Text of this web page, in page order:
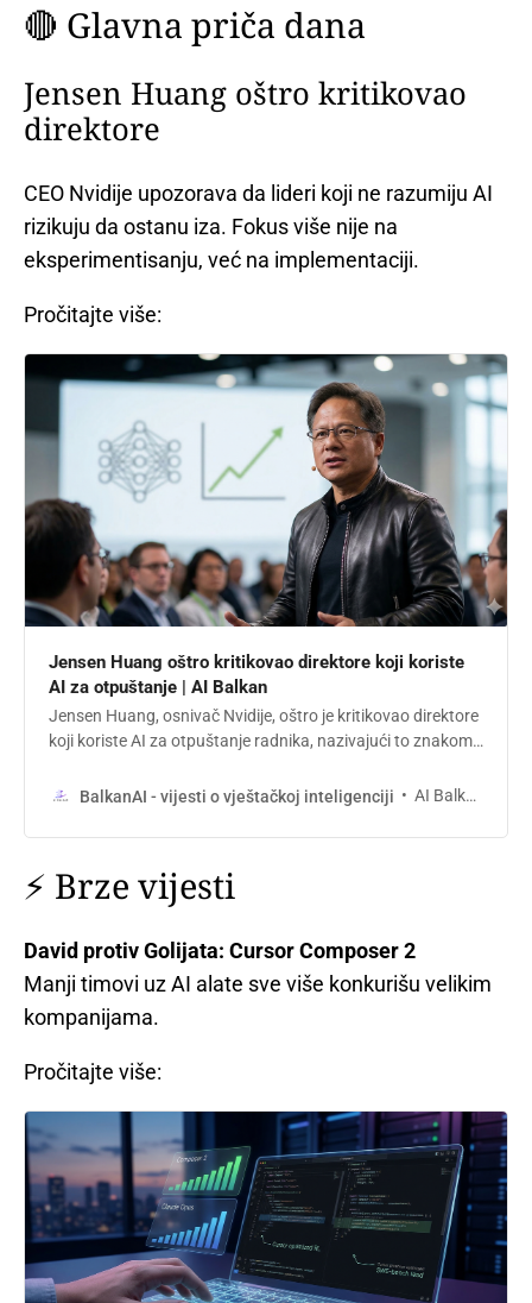
🔴 Glavna priča dana
Jensen Huang oštro kritikovao
direktore
CEO Nvidije upozorava da lideri koji ne razumiju AI
rizikuju da ostanu iza. Fokus više nije na
eksperimentisanju, već na implementaciji.
Pročitajte više:
Jensen Huang oštro kritikovao direktore koji koriste
AI za otpuštanje | AI Balkan
Jensen Huang, osnivač Nvidije, oštro je kritikovao direktore
koji koriste AI za otpuštanje radnika, nazivajući to znakom
otkriva da AI startupovi zarađuju milijarde sedmično i
manje”.
BalkanAI - vijesti o vještačkoj inteligenciji AI Balkan
⚡ Brze vijesti
David protiv Golijata: Cursor Composer 2
Manji timovi uz AI alate sve više konkurišu velikim
kompanijama.
Pročitajte više: